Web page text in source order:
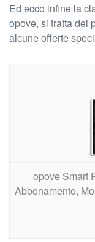
Ed ecco infine la
opove, si tratta dei
alcune offerte
opove Smart
Abbonamento,